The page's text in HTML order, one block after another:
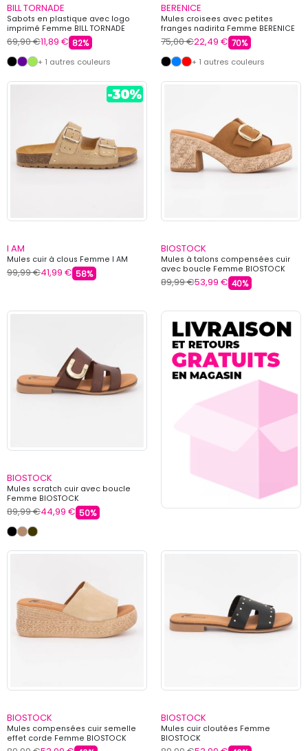
BILL TORNADE
Sabots en plastique avec logo
imprimé Femme BILL TORNADE
69,90 €11,89 € 82%
+ 1 autres couleurs
BERENICE
Mules croisees avec petites
franges nadirita Femme BERENICE
75,00 €22,49 € 70%
+ 1 autres couleurs
I AM
Mules cuir à clous Femme I AM
99,99 €41,99 € 58%
BIOSTOCK
Mules à talons compensées cuir
avec boucle Femme BIOSTOCK
89,99 €53,99 € 40%
BIOSTOCK
Mules scratch cuir avec boucle
Femme BIOSTOCK
89,99 €44,99 € 50%
BIOSTOCK
Mules compensées cuir semelle
effet corde Femme BIOSTOCK
BIOSTOCK
Mules cuir cloutées Femme
BIOSTOCK